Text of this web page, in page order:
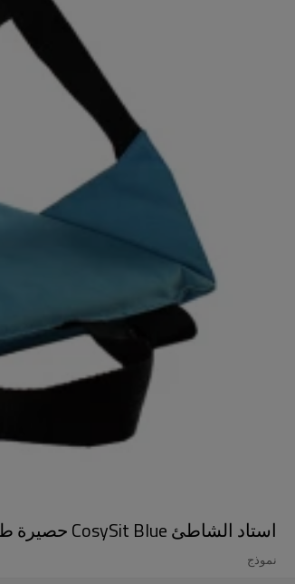
استاد الشاطئ CosySit Blue حصيرة طباعة الأناناس مع الأشرطة إضافية
نموذج